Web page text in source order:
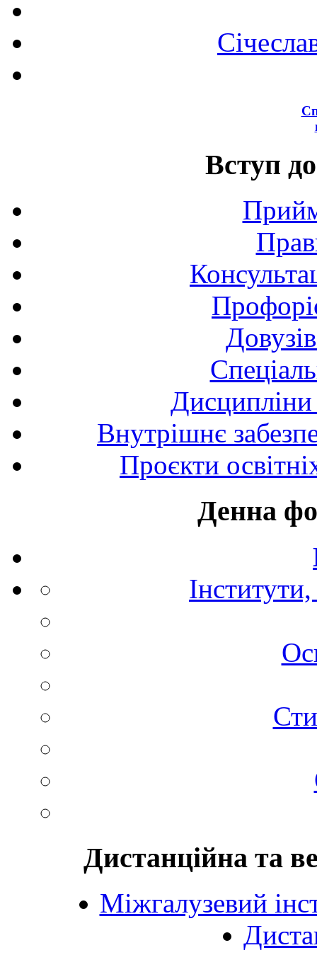
Вступ
Внутрішнє
Проєкти
Денна
Дистанційна та
Міжгалузевий